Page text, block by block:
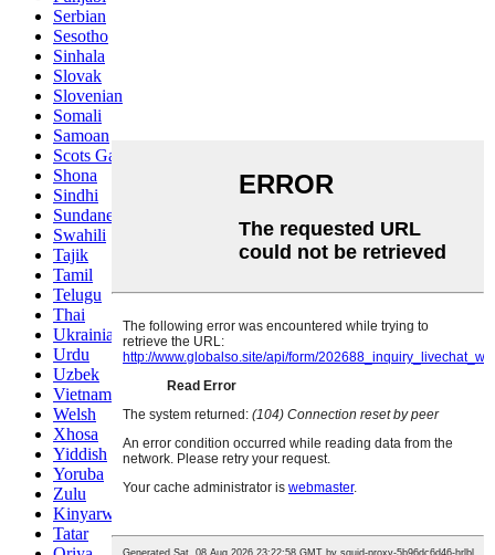
Serbian
Sesotho
Sinhala
Slovak
Slovenian
Somali
Samoan
Scots Gaelic
Shona
Sindhi
Sundanese
Swahili
Tajik
Tamil
Telugu
Thai
Ukrainian
Urdu
Uzbek
Vietnamese
Welsh
Xhosa
Yiddish
Yoruba
Zulu
Kinyarwanda
Tatar